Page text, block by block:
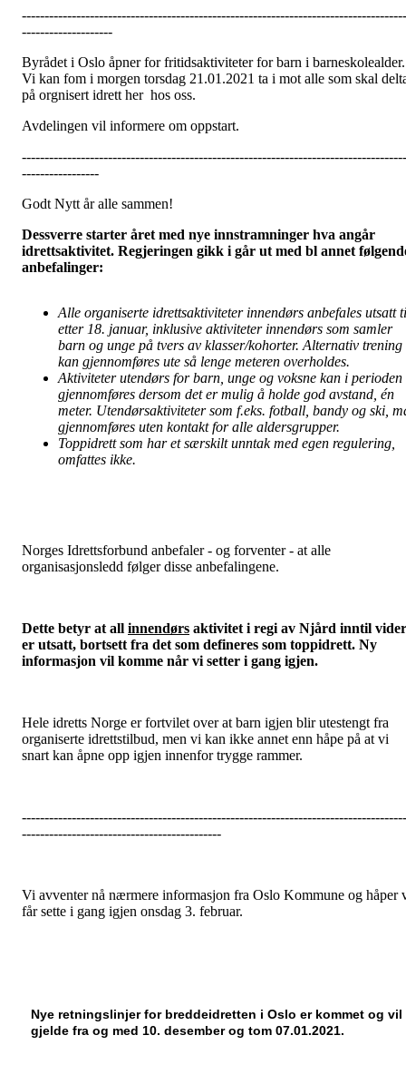
--------------------
Byrådet i Oslo åpner for fritidsaktiviteter for barn i barneskolealder.
Vi kan fom i morgen torsdag 21.01.2021 ta i mot alle som skal
på orgnisert idrett her hos oss.
Avdelingen vil informere om oppstart.
-----------------
Godt Nytt år alle sammen!
Dessverre starter året med nye innstramninger hva angår
idrettsaktivitet. Regjeringen gikk i går ut med bl annet
anbefalinger:
Alle organiserte idrettsaktiviteter innendørs anbefales utsatt
etter 18. januar, inklusive aktiviteter innendørs som samler
barn og unge på tvers av klasser/kohorter. Alternativ trening
kan gjennomføres ute så lenge meteren overholdes.
Aktiviteter utendørs for barn, unge og voksne kan i perioden
gjennomføres dersom det er mulig å holde god avstand, én
meter. Utendørsaktiviteter som f.eks. fotball, bandy og ski,
gjennomføres uten kontakt for alle aldersgrupper.
Toppidrett som har et særskilt unntak med egen regulering,
omfattes ikke.
Norges Idrettsforbund anbefaler - og forventer - at alle
organisasjonsledd følger disse anbefalingene.
Dette betyr at all innendørs aktivitet i regi av Njård inntil
er utsatt, bortsett fra det som defineres som toppidrett. Ny
informasjon vil komme når vi setter i gang igjen.
Hele idretts Norge er fortvilet over at barn igjen blir utestengt fra
organiserte idrettstilbud, men vi kan ikke annet enn håpe på at vi
snart kan åpne opp igjen innenfor trygge rammer.
--------------------------------------------
Vi avventer nå nærmere informasjon fra Oslo Kommune og håper
får sette i gang igjen onsdag 3. februar.
Nye retningslinjer for breddeidretten i Oslo er kommet og vil
gjelde fra og med 10. desember og tom 07.01.2021.